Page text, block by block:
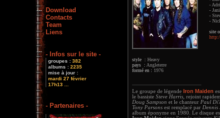
Download
Contacts
Team
Liens
- Infos sur le site -
groupes : 382
albums : 2235
mise à jour :
mardi 27 février
17h13 ...
- Partenaires -
style : Heavy
pays : Angleterre
formé en : 1976
-
-
-
-
site
Le groupe de légende Iron Maiden
le bassiste Steve Harris , rejoint
Doug Sampson et le chanteur Paul
Tony Parsons est remplacé par Dennis
album éponyme en 1980. Le disque